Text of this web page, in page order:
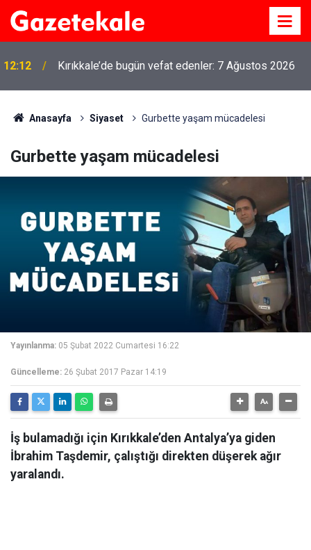
12:12 Kırıkkale’de bugün vefat edenler: 7 Ağustos 2026
Anasayfa Siyaset Gurbette yaşam mücadelesi
Gurbette yaşam mücadelesi
Yayınlanma: 05 Şubat 2022 Cumartesi 16:22
Güncelleme: 26 Şubat 2017 Pazar 14:19
İş bulamadığı için Kırıkkale’den Antalya’ya giden
İbrahim Taşdemir, çalıştığı direkten düşerek ağır
yaralandı.